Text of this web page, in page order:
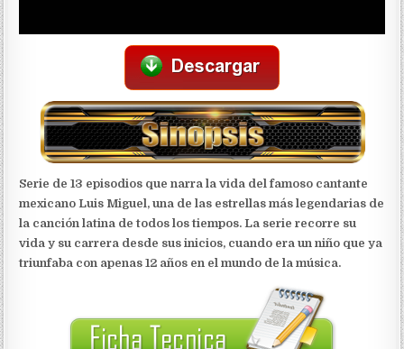
Serie de 13 episodios que narra la vida del famoso cantante
mexicano Luis Miguel, una de las estrellas más legendarias de
la canción latina de todos los tiempos. La serie recorre su
vida y su carrera desde sus inicios, cuando era un niño que ya
triunfaba con apenas 12 años en el mundo de la música.